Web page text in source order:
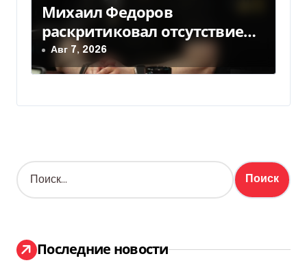
Михаил Федоров
раскритиковал отсутствие
министра обороны — видео
Авг 7, 2026
Н
а
:
Последние новости